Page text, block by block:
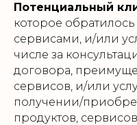
Потенциальный
которое
сервисами, и/или
числе за
договора,
сервисов, и/или
получении/
продуктов,